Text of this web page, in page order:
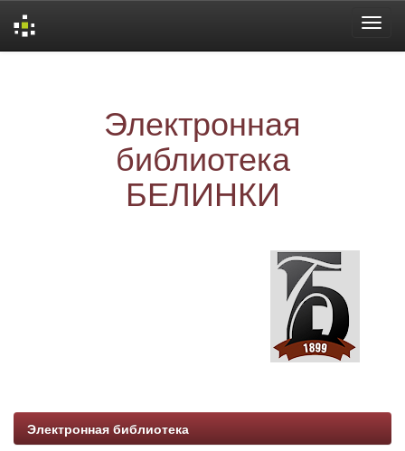
Электронная
библиотека
БЕЛИНКИ
Электронная библиотека